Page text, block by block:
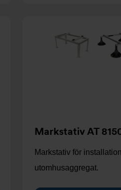
Markstativ AT
Markstativ för
utomhusaggregat.